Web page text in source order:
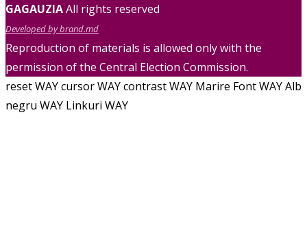
GAGAUZIAAll rights reserved
Developed by brand.md
Reproduction of materials is allowed only with the
permission of the Central Election Commission.
reset WAYcursor WAYcontrast WAY Marire Font WAYAlb
negru WAY Linkuri WAY